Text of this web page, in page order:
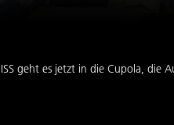
geht es jetzt in die Cupola, die